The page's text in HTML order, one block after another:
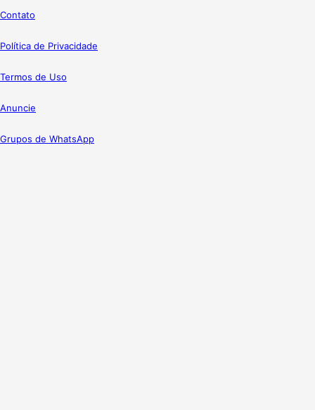
Contato
Política de Privacidade
Termos de Uso
Anuncie
Grupos de WhatsApp